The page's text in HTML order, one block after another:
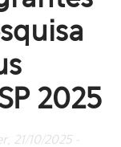
2025
21/10/2025 -